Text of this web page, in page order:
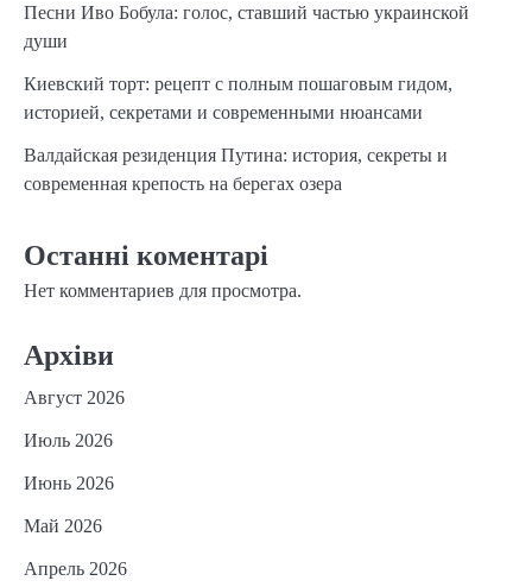
Песни Иво Бобула: голос, ставший частью украинской
души
Киевский торт: рецепт с полным пошаговым гидом,
историей, секретами и современными нюансами
Валдайская резиденция Путина: история, секреты и
современная крепость на берегах озера
Останні коментарі
Нет комментариев для просмотра.
Архіви
Август 2026
Июль 2026
Июнь 2026
Май 2026
Апрель 2026